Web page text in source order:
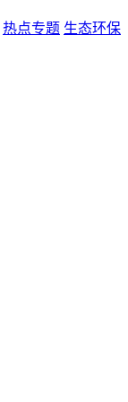
热点专题 生态环保